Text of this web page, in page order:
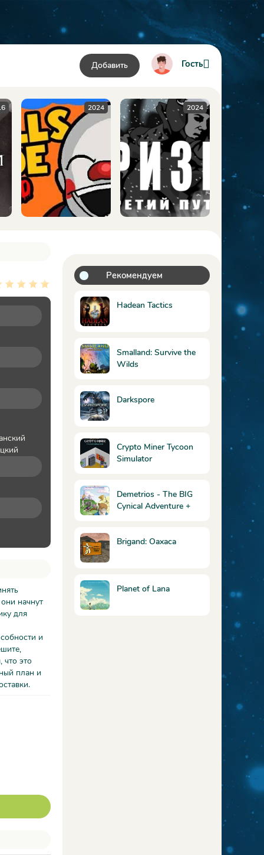
Добавить Гость
2024 2024
начнут
для
и
что это
план и
Рекомендуем
Hadean Tactics
Smalland: Survive the
Wilds
Darkspore
Crypto Miner Tycoon
Simulator
Demetrios - The BIG
Cynical Adventure +
Brigand: Oaxaca
Planet of Lana